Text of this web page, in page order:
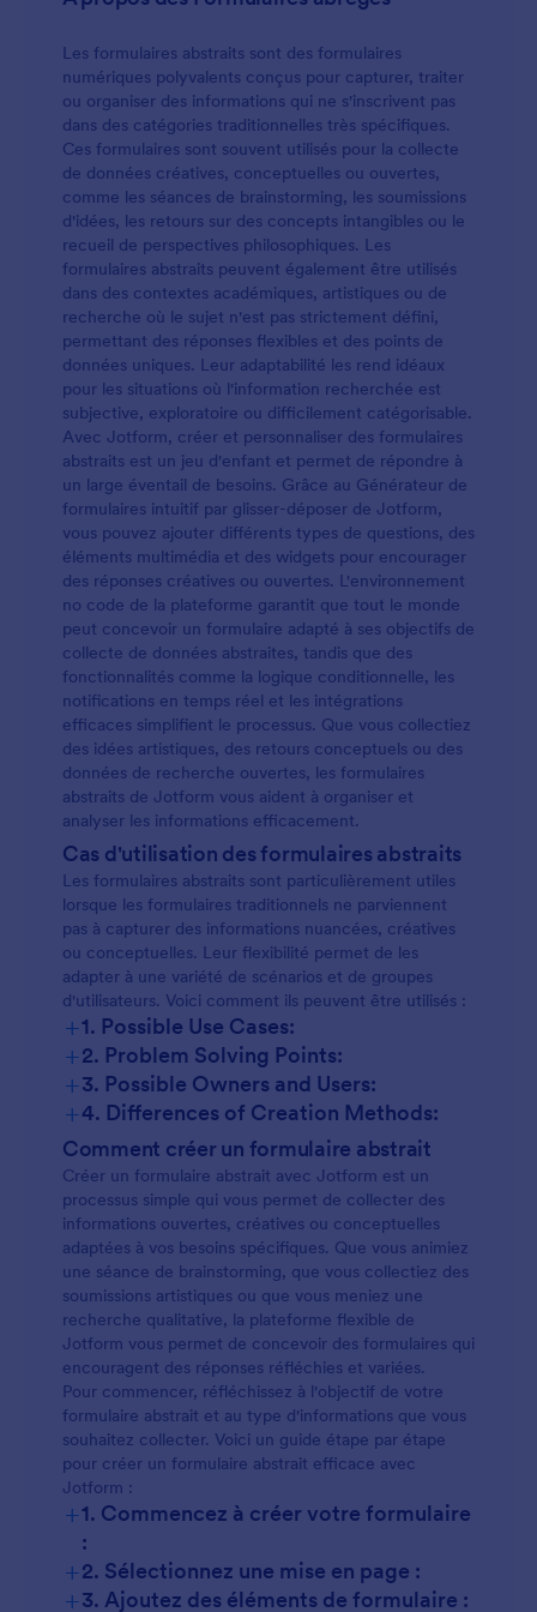
Les formulaires abstraits sont des formulaires
numériques polyvalents conçus pour capturer, traiter
ou organiser des informations qui ne s'inscrivent pas
dans des catégories traditionnelles très spécifiques.
Ces formulaires sont souvent utilisés pour la collecte
de données créatives, conceptuelles ou ouvertes,
comme les séances de brainstorming, les soumissions
d'idées, les retours sur des concepts intangibles ou le
recueil de perspectives philosophiques. Les
formulaires abstraits peuvent également être utilisés
dans des contextes académiques, artistiques ou de
recherche où le sujet n'est pas strictement défini,
permettant des réponses flexibles et des points de
données uniques. Leur adaptabilité les rend idéaux
pour les situations où l'information recherchée est
subjective, exploratoire ou difficilement catégorisable.
Avec Jotform, créer et personnaliser des formulaires
abstraits est un jeu d'enfant et permet de répondre à
un large éventail de besoins. Grâce au Générateur de
formulaires intuitif par glisser-déposer de Jotform,
vous pouvez ajouter différents types de questions, des
éléments multimédia et des widgets pour encourager
des réponses créatives ou ouvertes. L'environnement
no code de la plateforme garantit que tout le monde
peut concevoir un formulaire adapté à ses objectifs de
collecte de données abstraites, tandis que des
fonctionnalités comme la logique conditionnelle, les
notifications en temps réel et les intégrations
efficaces simplifient le processus. Que vous collectiez
des idées artistiques, des retours conceptuels ou des
données de recherche ouvertes, les formulaires
abstraits de Jotform vous aident à organiser et
analyser les informations efficacement.
Cas d'utilisation des formulaires abstraits
Les formulaires abstraits sont particulièrement utiles
lorsque les formulaires traditionnels ne parviennent
pas à capturer des informations nuancées, créatives
ou conceptuelles. Leur flexibilité permet de les
adapter à une variété de scénarios et de groupes
d'utilisateurs. Voici comment ils peuvent être utilisés :
+1. Possible Use Cases:
+2. Problem Solving Points:
+3. Possible Owners and Users:
+4. Differences of Creation Methods:
Le contenu et les champs peuvent varier
considérablement :
Comment créer un formulaire abstrait
Créer un formulaire abstrait avec Jotform est un
processus simple qui vous permet de collecter des
informations ouvertes, créatives ou conceptuelles
adaptées à vos besoins spécifiques. Que vous animiez
une séance de brainstorming, que vous collectiez des
soumissions artistiques ou que vous meniez une
recherche qualitative, la plateforme flexible de
Jotform vous permet de concevoir des formulaires qui
encouragent des réponses réfléchies et variées.
Pour commencer, réfléchissez à l'objectif de votre
formulaire abstrait et au type d'informations que vous
souhaitez collecter. Voici un guide étape par étape
pour créer un formulaire abstrait efficace avec
Jotform :
+1. Commencez à créer votre formulaire
:
+2. Sélectionnez une mise en page :
+3. Ajoutez des éléments de formulaire :